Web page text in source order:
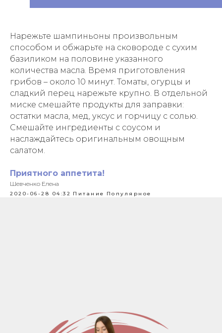
Нарежьте шампиньоны произвольным
способом и обжарьте на сковороде с сухим
базиликом на половине указанного
количества масла. Время приготовления
грибов – около 10 минут. Томаты, огурцы и
сладкий перец нарежьте крупно. В отдельной
миске смешайте продукты для заправки:
остатки масла, мед, уксус и горчицу с солью.
Смешайте ингредиенты с соусом и
наслаждайтесь оригинальным овощным
салатом.
Приятного аппетита!
Шевченко Елена
2020-06-28 04:32 Питание Популярное